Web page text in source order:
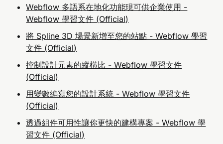
Webflow 多語系在地化功能現可供企業使用 -
Webflow 學習文件 (Official)
將 Spline 3D 場景新增至您的站點 - Webflow 學習
文件 (Official)
控制設計元素的縱橫比 - Webflow 學習文件
(Official)
用變數編寫您的設計系統 - Webflow 學習文件
(Official)
透過組件可用性讓你更快的建構專案 - Webflow 學
習文件 (Official)